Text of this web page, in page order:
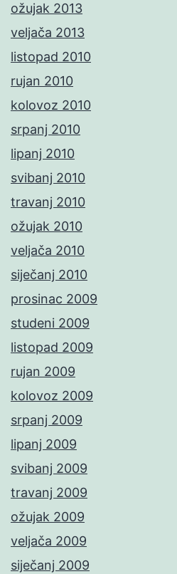
ožujak 2013
veljača 2013
listopad 2010
rujan 2010
kolovoz 2010
srpanj 2010
lipanj 2010
svibanj 2010
travanj 2010
ožujak 2010
veljača 2010
siječanj 2010
prosinac 2009
studeni 2009
listopad 2009
rujan 2009
kolovoz 2009
srpanj 2009
lipanj 2009
svibanj 2009
travanj 2009
ožujak 2009
veljača 2009
siječanj 2009